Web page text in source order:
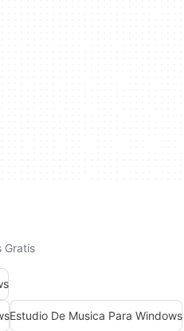
Gratis
Estudio De Musica Para Windows